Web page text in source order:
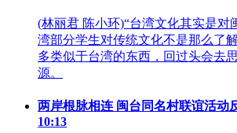
(林丽君 陈小环)“台湾文化其实是对
湾部分学生对传统文化不是那么了
多类似于台湾的东西，回过头会去
源。
两岸根脉相连 闽台同名村联谊活动
10:13